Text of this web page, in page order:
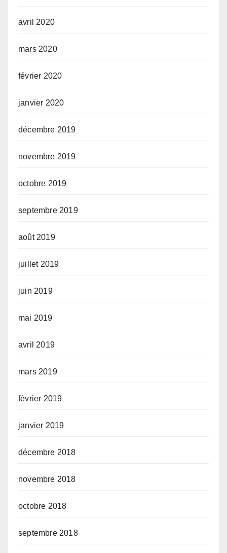
avril 2020
mars 2020
février 2020
janvier 2020
décembre 2019
novembre 2019
octobre 2019
septembre 2019
août 2019
juillet 2019
juin 2019
mai 2019
avril 2019
mars 2019
février 2019
janvier 2019
décembre 2018
novembre 2018
octobre 2018
septembre 2018